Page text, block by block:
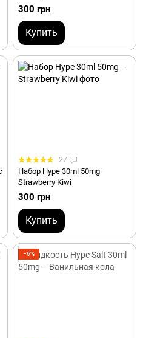
300 грн
Купить
27
Набор Hype 30ml 50mg –
Strawberry Kiwi
300 грн
Купить
−6%